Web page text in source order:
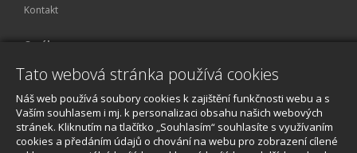
Kontakt
O nákupu
Obchodní podmínky
Reklamace a servis
O nákupu
Tato webová stránka používá cookies
Náš web používá soubory cookies k zajištění funkčnosti webu a s
Vaším souhlasem i mj. k personalizaci obsahu našich webových
stránek. Kliknutím na tlačítko „Souhlasím“ souhlasíte s využívaním
cookies a předáním údajů o chování na webu pro zobrazení cílené